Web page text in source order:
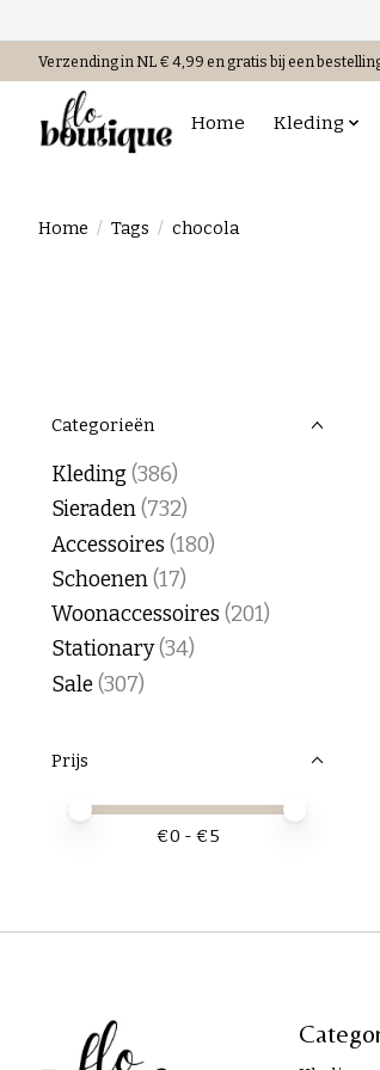
Verzending in NL € 4,99 en gratis bij een
Home Kleding
Home / Tags / chocola
Categorieën
Kleding(386)
Sieraden(732)
Accessoires (180)
Schoenen(17)
Woonaccessoires (201)
Stationary(34)
Sale(307)
Prijs
Minimale prijswaarde
Price maximum value
€0 - €5